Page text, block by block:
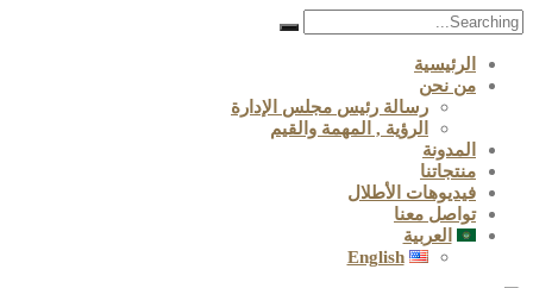
Search
for:
الرئيسية
من نحن
رسالة رئيس مجلس الإدارة
الرؤية , المهمة والقيم
المدونة
منتجاتنا
فيديوهات الأطلال
تواصل معنا
العربية
English